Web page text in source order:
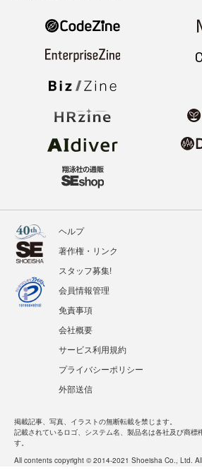
ヘルプ
著作権・リンク
スタッフ募集!
会員情報管理
免責事項
会社概要
サービス利用規約
プライバシーポリシー
外部送信
掲載記事、写真、イラストの無断転載を禁じます。
記載されているロゴ、システム名、製品名は各社及び商標
す。
All contents copyright © 2014-2021 Shoeisha Co., Ltd.